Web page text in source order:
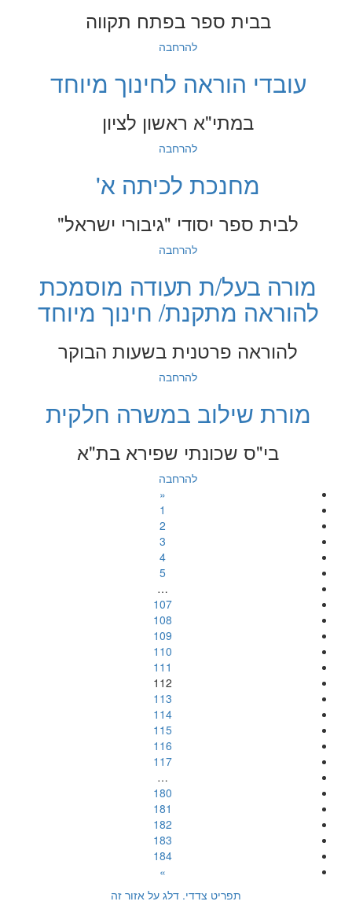
בבית ספר בפתח תקווה
להרחבה
עובדי הוראה לחינוך מיוחד
במתי"א ראשון לציון
להרחבה
מחנכת לכיתה א'
לבית ספר יסודי "גיבורי ישראל"
להרחבה
מורה בעל/ת תעודה מוסמכת
להוראה מתקנת/ חינוך מיוחד
להוראה פרטנית בשעות הבוקר
להרחבה
מורת שילוב במשרה חלקית
בי"ס שכונתי שפירא בת"א
להרחבה
«
1
2
3
4
5
…
107
108
109
110
111
112
113
114
115
116
117
…
180
181
182
183
184
»
תפריט צדדי. דלג על אזור זה